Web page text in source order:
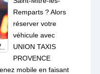
Remparts ? Alors
réserver votre
véhicule avec
UNION TAXIS
PROVENCE
mobile en faisant